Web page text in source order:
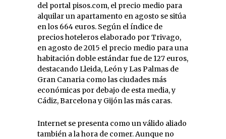
del portal pisos.com, el precio medio para
alquilar un apartamento en agosto se sitúa
en los 664 euros. Según el índice de
precios hoteleros elaborado por Trivago,
en agosto de 2015 el precio medio para una
habitación doble estándar fue de 127 euros,
destacando Lleida, León y Las Palmas de
Gran Canaria como las ciudades más
económicas por debajo de esta media, y
Cádiz, Barcelona y Gijón las más caras.
Internet se presenta como un válido aliado
también a la hora de comer. Aunque no